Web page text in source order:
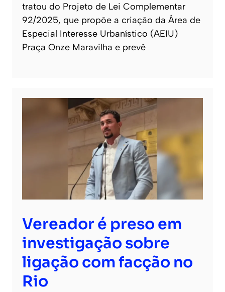
tratou do Projeto de Lei Complementar
92/2025, que propõe a criação da Área de
Especial Interesse Urbanístico (AEIU)
Praça Onze Maravilha e prevê
Vereador é preso em
investigação sobre
ligação com facção no
Rio